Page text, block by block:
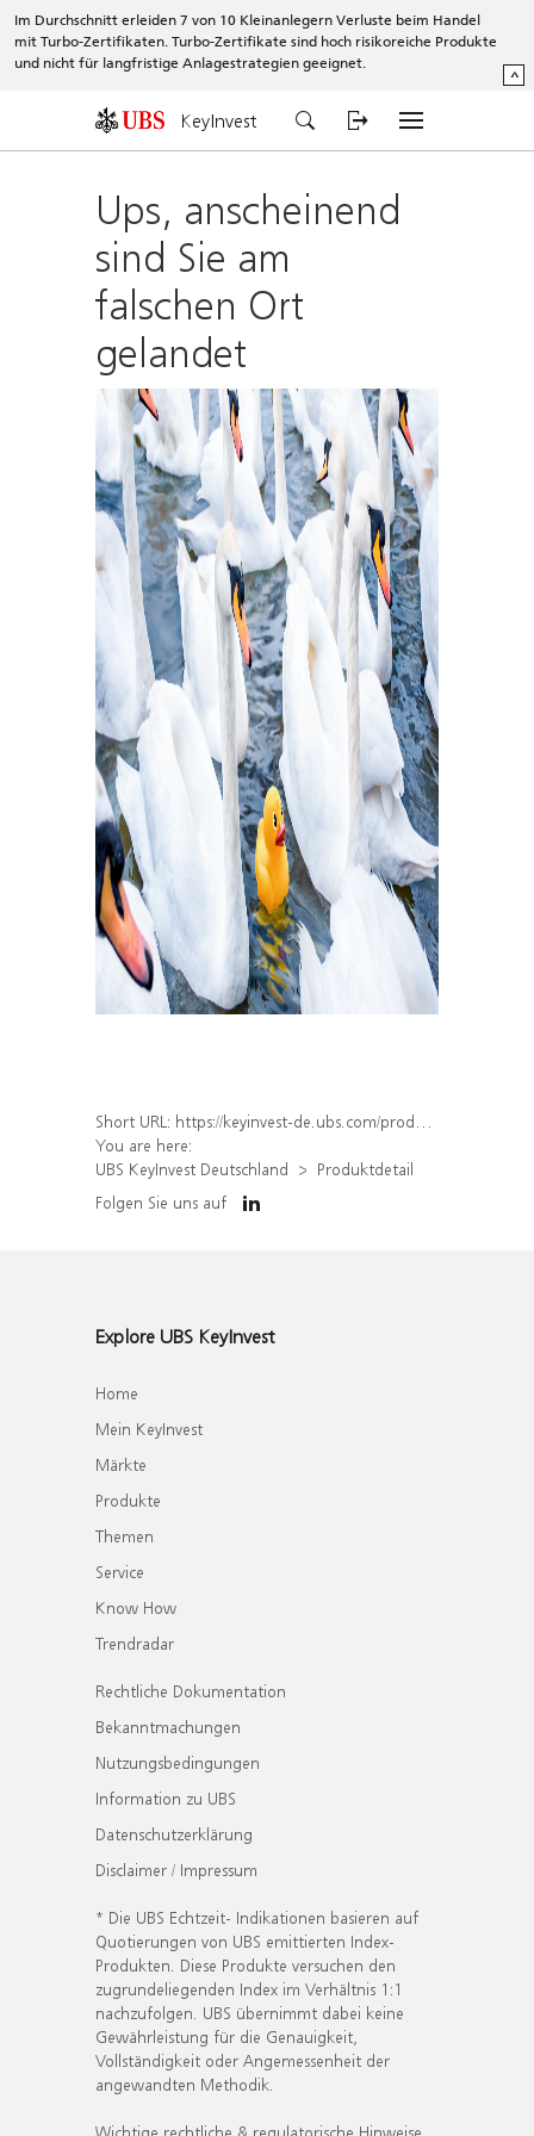
Im Durchschnitt erleiden 7 von 10 Kleinanlegern Verluste beim Handel
mit Turbo-Zertifikaten. Turbo-Zertifikate sind hoch risikoreiche Produkte
und nicht für langfristige Anlagestrategien geeignet.
^
KeyInvest
Ups, anscheinend
sind Sie am
falschen Ort
gelandet
Short URL: https://keyinvest-de.ubs.com/produkt/detail/index/isin/DE000WA8PGD3
You are here:
UBS KeyInvest Deutschland
Produktdetail
Folgen Sie uns auf
Explore UBS KeyInvest
Home
Mein KeyInvest
Märkte
Produkte
Themen
Service
Know How
Trendradar
Rechtliche Dokumentation
Bekanntmachungen
Nutzungsbedingungen
Information zu UBS
Datenschutzerklärung
Disclaimer / Impressum
* Die UBS Echtzeit- Indikationen basieren auf
Quotierungen von UBS emittierten Index-
Produkten. Diese Produkte versuchen den
zugrundeliegenden Index im Verhältnis 1:1
nachzufolgen. UBS übernimmt dabei keine
Gewährleistung für die Genauigkeit,
Vollständigkeit oder Angemessenheit der
angewandten Methodik.